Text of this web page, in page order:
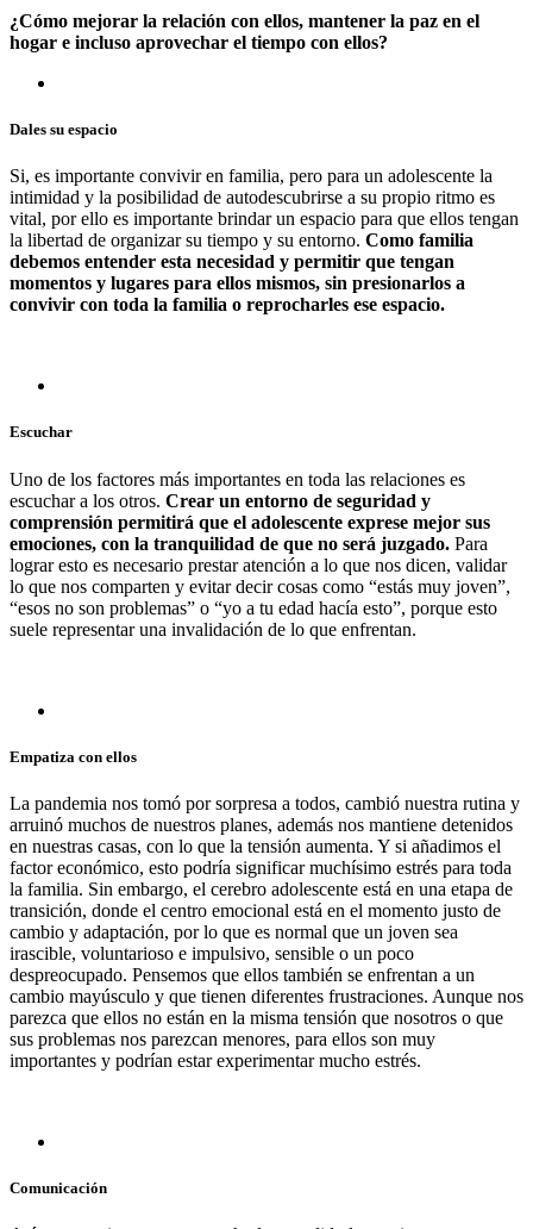
¿Cómo mejorar la relación con ellos, mantener la paz en el
hogar e incluso aprovechar el tiempo con ellos?
Dales su espacio
Si, es importante convivir en familia, pero para un adolescente la
intimidad y la posibilidad de autodescubrirse a su propio ritmo es
vital, por ello es importante brindar un espacio para que ellos tengan
la libertad de organizar su tiempo y su entorno. Como familia
debemos entender esta necesidad y permitir que tengan
momentos y lugares para ellos mismos, sin presionarlos a
convivir con toda la familia o reprocharles ese espacio.
Escuchar
Uno de los factores más importantes en toda las relaciones es
escuchar a los otros. Crear un entorno de seguridad y
comprensión permitirá que el adolescente exprese mejor sus
emociones, con la tranquilidad de que no será juzgado. Para
lograr esto es necesario prestar atención a lo que nos dicen, validar
lo que nos comparten y evitar decir cosas como “estás muy joven”,
“esos no son problemas” o “yo a tu edad hacía esto”, porque esto
suele representar una invalidación de lo que enfrentan.
Empatiza con ellos
La pandemia nos tomó por sorpresa a todos, cambió nuestra rutina y
arruinó muchos de nuestros planes, además nos mantiene detenidos
en nuestras casas, con lo que la tensión aumenta. Y si añadimos el
factor económico, esto podría significar muchísimo estrés para toda
la familia. Sin embargo, el cerebro adolescente está en una etapa de
transición, donde el centro emocional está en el momento justo de
cambio y adaptación, por lo que es normal que un joven sea
irascible, voluntarioso e impulsivo, sensible o un poco
despreocupado. Pensemos que ellos también se enfrentan a un
cambio mayúsculo y que tienen diferentes frustraciones. Aunque nos
parezca que ellos no están en la misma tensión que nosotros o que
sus problemas nos parezcan menores, para ellos son muy
importantes y podrían estar experimentar mucho estrés.
Comunicación